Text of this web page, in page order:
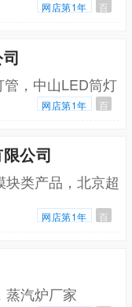
网店第1年 百
，中山LED筒灯
网店第1年 百
公司
类产品，北京超
网店第1年 百
蒸汽炉厂家